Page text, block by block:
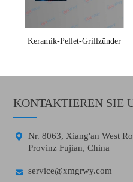
Keramik-Pellet-Grillzünder
KONTAKTIEREN SIE

Nr. 8063, Xiang'an West
Provinz Fujian, China
 service@xmgrwy.com